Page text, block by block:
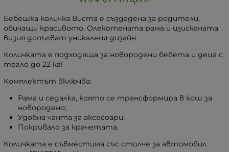
Бебешка количка Виста е създадена за родители,
обичащи красивoто. Олекотената рама и изисканата
визия допълват уникалния дизайн.
Количката е подходяща за новородени бебета и деца с
тегло до 22 кг!
Комплектът включва:
Рама и седалка, която се трансформира в кош за
новородено;
Удобна чанта за аксесоари;
Покривало за крачетата.
Количката е съвместима със столче за автомобил